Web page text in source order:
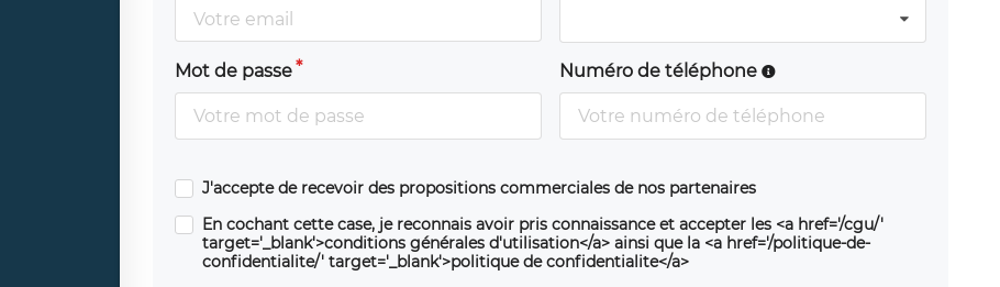
Mot de passe Numéro de téléphone
J'accepte de recevoir des propositions commerciales de nos partenaires
En cochant cette case, je reconnais avoir pris connaissance et accepter les <a href='/cgu/'
target='_blank'>conditions générales d'utilisation</a> ainsi que la <a href='/politique-de-
confidentialite/' target='_blank'>politique de confidentialite</a>